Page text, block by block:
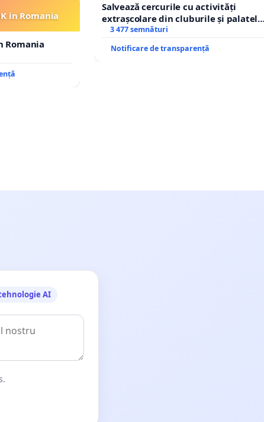
in Romania
Romania
Salvează cercurile cu activități
extrașcolare din cluburile și palatele
copiilor
3 477 semnături
Notificare de transparență
AI